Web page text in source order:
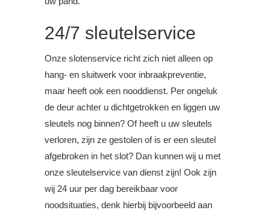
24/7 sleutelservice
Onze slotenservice richt zich niet alleen op
hang- en sluitwerk voor inbraakpreventie,
maar heeft ook een nooddienst. Per ongeluk
de deur achter u dichtgetrokken en liggen uw
sleutels nog binnen? Of heeft u uw sleutels
verloren, zijn ze gestolen of is er een sleutel
afgebroken in het slot? Dan kunnen wij u met
onze sleutelservice van dienst zijn! Ook zijn
wij 24 uur per dag bereikbaar voor
noodsituaties, denk hierbij bijvoorbeeld aan